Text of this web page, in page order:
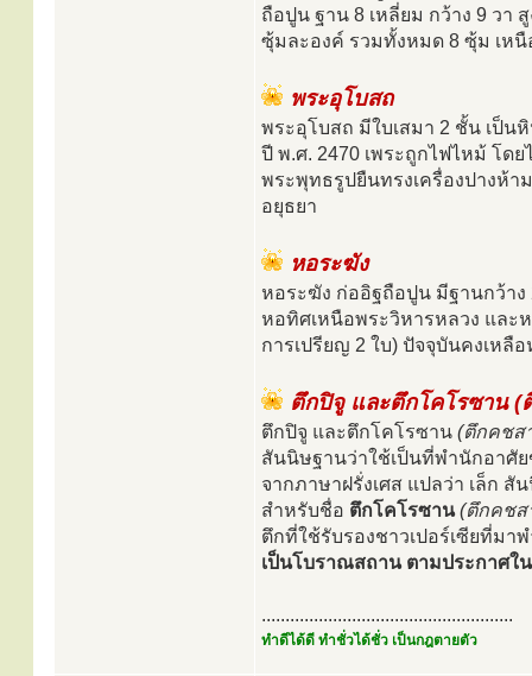
ถือปูน ฐาน 8 เหลี่ยม กว้าง 9 วา
ซุ้มละองค์ รวมทั้งหมด 8 ซุ้ม เหนื
พระอุโบสถ
พระอุโบสถ มีใบเสมา 2 ชั้น เป็น
ปี พ.ศ. 2470 เพระถูกไฟไหม้ โด
พระพุทธรูปยืนทรงเครื่องปางห้า
อยุธยา
หอระฆัง
หอระฆัง ก่ออิฐถือปูน มีฐานกว้า
หอทิศเหนือพระวิหารหลวง และ
การเปรียญ 2 ใบ) ปัจจุบันคงเหลื
ตึกปิจู และตึกโคโรซาน (
ตึกปิจู และตึกโคโรซาน (ตึกคชส
สันนิษฐานว่าใช้เป็นที่พำนักอาศัย
จากภาษาฝรั่งเศส แปลว่า เล็ก
สำหรับชื่อ ตึกโคโรซาน (ตึกคชส
ตึกที่ใช้รับรองชาวเปอร์เซียที่มา
เป็นโบราณสถาน ตามประกาศใ
.....................................................
ทำดีได้ดี ทำชั่วได้ชั่ว เป็นกฎตายตัว